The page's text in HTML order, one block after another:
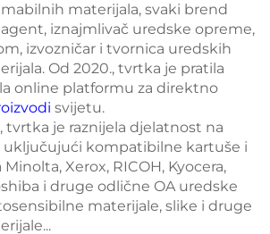
materijala, svaki brend
iznajmlivač uredske opreme,
izvozničar i tvornica uredskih
Od 2020., tvrtka je pratila
online platformu za direktno
svijetu.
tvrtka je raznijela djelatnost na
uključujući kompatibilne kartuše i
Xerox, RICOH, Kyocera,
i druge odlične OA uredske
materijale, slike i druge